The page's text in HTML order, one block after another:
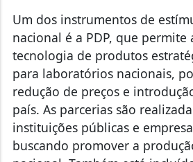
Um dos instrumentos de
nacional é a PDP, que permite
tecnologia de produtos
para laboratórios nacionais,
redução de preços e
país. As parcerias são
instituições públicas e
buscando promover a